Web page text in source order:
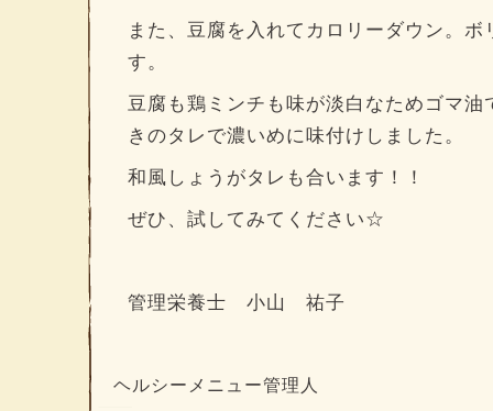
また、豆腐を入れてカロリーダウン。
す。
豆腐も鶏ミンチも味が淡白なためゴマ油
きのタレで濃いめに味付けしました。
和風しょうがタレも合います！！
ぜひ、試してみてください☆
管理栄養士 小山 祐子
ヘルシーメニュー管理人